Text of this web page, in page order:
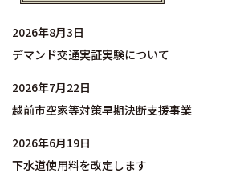
2026年8月3日
デマンド交通実証実験について
2026年7月22日
越前市空家等対策早期決断支援事業
2026年6月19日
下水道使用料を改定します